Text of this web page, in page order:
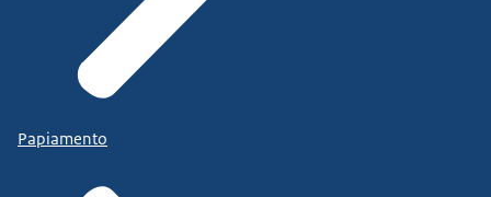
Papiamento